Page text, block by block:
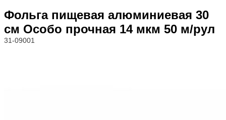
Фольга пищевая алюминиевая 30
см Особо прочная 14 мкм 50 м/рул
31-09001